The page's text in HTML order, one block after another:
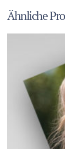
Ähnliche